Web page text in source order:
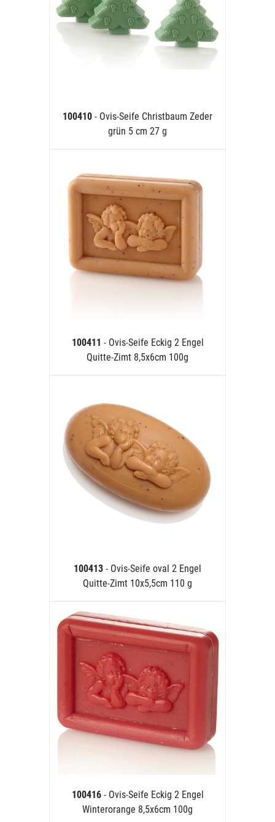
100410 - Ovis-Seife Christbaum Zeder
grün 5 cm 27 g
100411 - Ovis-Seife Eckig 2 Engel
Quitte-Zimt 8,5x6cm 100g
100413 - Ovis-Seife oval 2 Engel
Quitte-Zimt 10x5,5cm 110 g
100416 - Ovis-Seife Eckig 2 Engel
Winterorange 8,5x6cm 100g